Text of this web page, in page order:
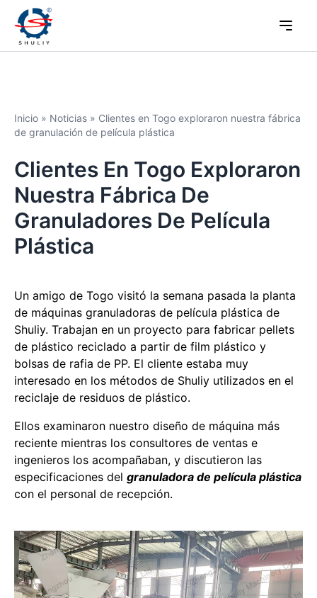
Inicio » Noticias » Clientes en Togo exploraron nuestra fábrica
de granulación de película plástica
Clientes En Togo Exploraron
Nuestra Fábrica De
Granuladores De Película
Plástica
Un amigo de Togo visitó la semana pasada la planta
de máquinas granuladoras de película plástica de
Shuliy. Trabajan en un proyecto para fabricar pellets
de plástico reciclado a partir de film plástico y
bolsas de rafia de PP. El cliente estaba muy
interesado en los métodos de Shuliy utilizados en el
reciclaje de residuos de plástico.
Ellos examinaron nuestro diseño de máquina más
reciente mientras los consultores de ventas e
ingenieros los acompañaban, y discutieron las
especificaciones del granuladora de película plástica
con el personal de recepción.